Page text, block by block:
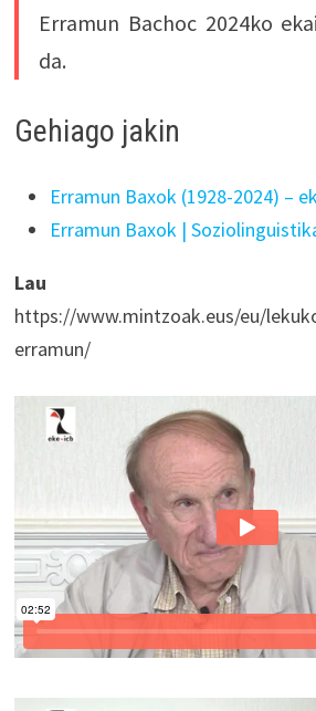
Erramun Bachoc 2024ko
da.
Gehiago jakin
Erramun Baxok (1928-2024) –
Erramun Baxok |
Lau
https://www.mintzoak.eus/eu/
erramun/